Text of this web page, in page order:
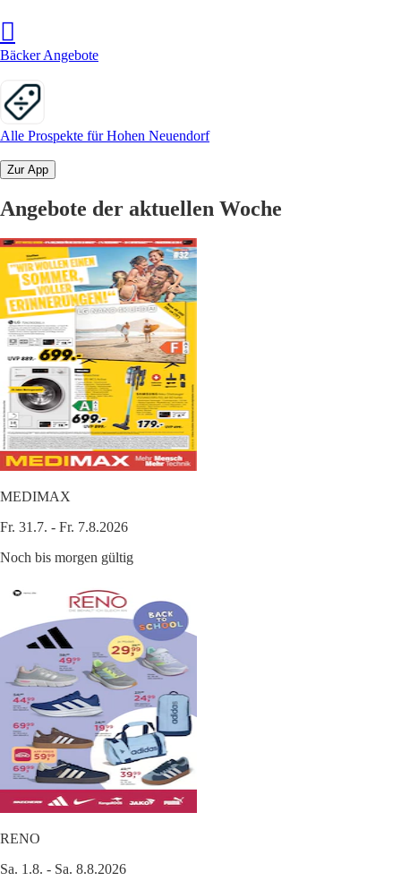
Bäcker Angebote
Alle Prospekte für Hohen Neuendorf
Zur App
Angebote der aktuellen Woche
MEDIMAX
Fr. 31.7. - Fr. 7.8.2026
Noch bis morgen gültig
RENO
Sa. 1.8. - Sa. 8.8.2026